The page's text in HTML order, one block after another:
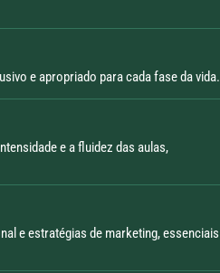
e apropriado para cada fase da vida.
e a fluidez das aulas,
e estratégias de marketing, essenciais